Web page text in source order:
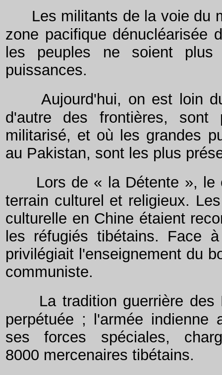
Les militants de la voie du
zone pacifique dénucléarisée
les peuples ne soient
puissances.
Aujourd'hui, on est loin
d'autre des frontières, sont
militarisé, et où les grandes
au Pakistan, sont les plus
Lors de « la Détente », le
terrain culturel et religieux.
culturelle en Chine étaient
les réfugiés tibétains. Face
privilégiait l'enseignement du
communiste.
La tradition guerrière
perpétuée ; l'armée indienne
ses forces spéciales,
8000 mercenaires tibétains.